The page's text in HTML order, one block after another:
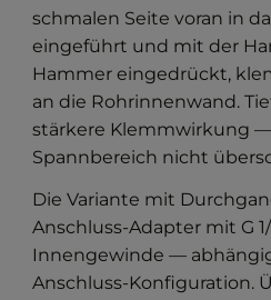
schmalen Seite voran in
eingeführt und mit der
Hammer eingedrückt,
an die Rohrinnenwand.
stärkere Klemmwirkung
Spannbereich nicht
Die Variante mit
Anschluss-Adapter mit G
Innengewinde —
Anschluss-Konfiguration.